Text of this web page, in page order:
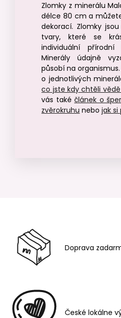
Zlomky z minerálu
délce 80 cm a
dekorací. Zlomky
tvary, které se
individuální přírodní
Minerály údajně
působí na
o jednotlivých
co jste kdy chtěli
vás takéčlánek o
zvěrokruhu nebojak
Doprava
České lokálne